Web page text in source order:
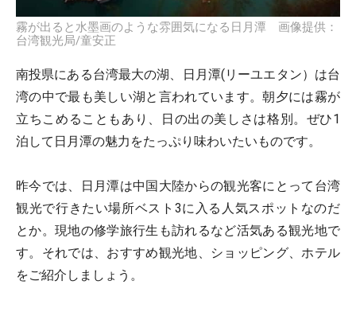
霧が出ると水墨画のような雰囲気になる日月潭 画像提供：
台湾観光局/童安正
南投県にある台湾最大の湖、日月潭(リーユエタン）は台
湾の中で最も美しい湖と言われています。朝夕には霧が
立ちこめることもあり、日の出の美しさは格別。ぜひ1
泊して日月潭の魅力をたっぷり味わいたいものです。
昨今では、日月潭は中国大陸からの観光客にとって台湾
観光で行きたい場所ベスト3に入る人気スポットなのだ
とか。現地の修学旅行生も訪れるなど活気ある観光地で
す。それでは、おすすめ観光地、ショッピング、ホテル
をご紹介しましょう。